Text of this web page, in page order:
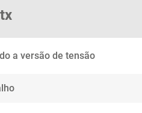
a versão de tensão